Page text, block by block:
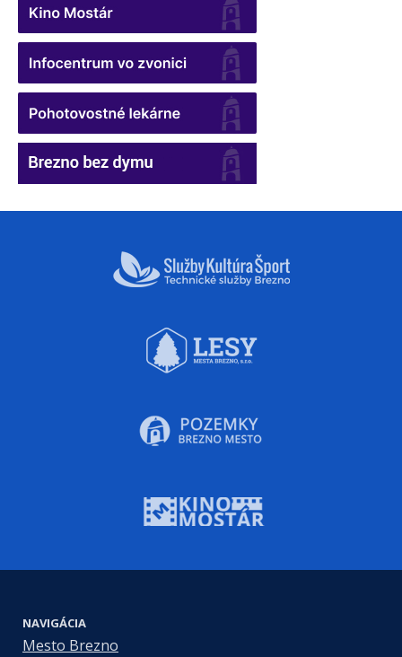
NAVIGÁCIA
Mesto Brezno